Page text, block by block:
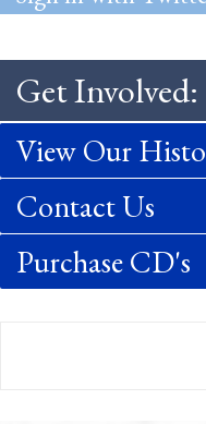
Get Involved:
View Our
Contact Us
Purchase CD's